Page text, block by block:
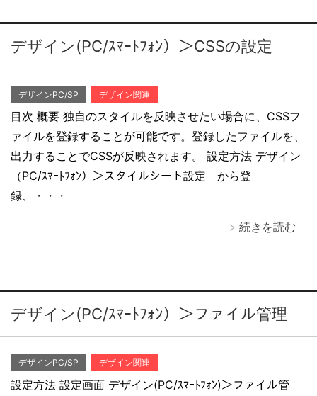
デザイン(PC/ｽﾏｰﾄﾌｫﾝ）＞CSSの設定
デザインPC/SP デザイン関連
目次 概要 独自のスタイルを反映させたい場合に、CSSフ
ァイルを登録することが可能です。登録したファイルを、
出力することでCSSが反映されます。 設定方法 デザイン
（PC/ｽﾏｰﾄﾌｫﾝ）＞スタイルシート設定 から登
録、・・・
続きを読む
デザイン(PC/ｽﾏｰﾄﾌｫﾝ）＞ファイル管理
デザインPC/SP デザイン関連
設定方法 設定画面 デザイン(PC/ｽﾏｰﾄﾌｫﾝ)＞ファイル管